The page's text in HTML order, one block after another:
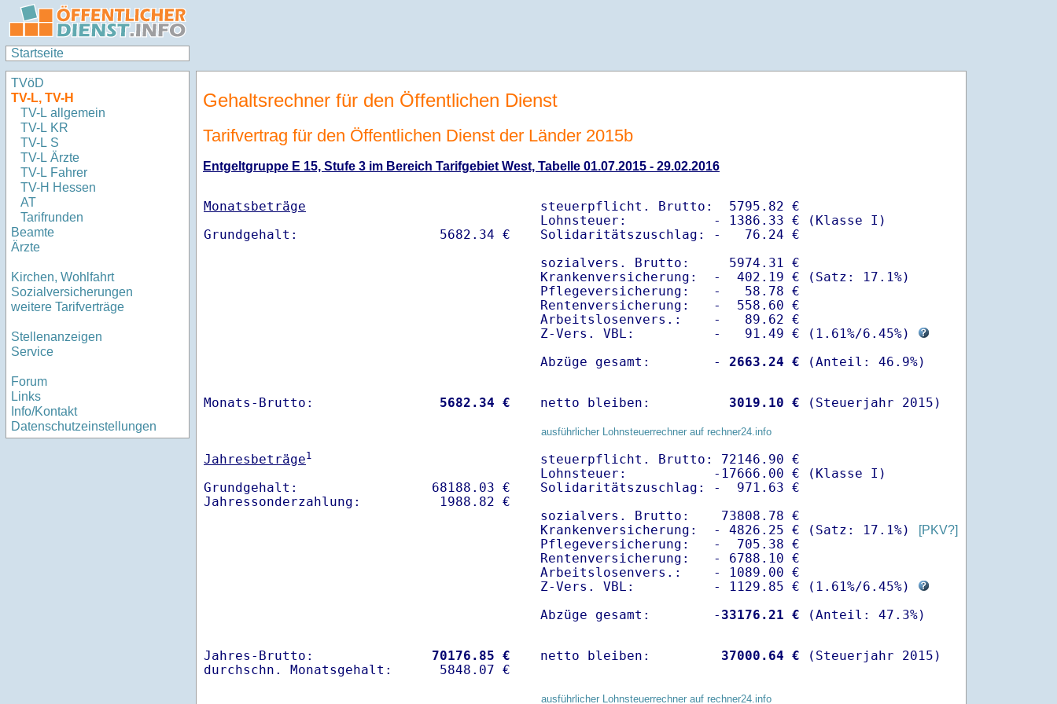
Startseite
TVöD
TV-L, TV-H
TV-L allgemein
TV-L KR
TV-L S
TV-L Ärzte
TV-L Fahrer
TV-H Hessen
AT
Tarifrunden
Beamte
Ärzte
Kirchen, Wohlfahrt
Sozialversicherungen
weitere Tarifverträge
Stellenanzeigen
Service
Forum
Links
Info/Kontakt
Datenschutzeinstellungen
Gehaltsrechner für den Öffentlichen Dienst
Tarifvertrag für den Öffentlichen Dienst der Länder 2015b
Entgeltgruppe E 15, Stufe 3 im Bereich Tarifgebiet West, Tabelle 01.07.2015 - 29.02.2016
Monatsbeträge
steuerpflicht. Brutto:  5795.82 €
Lohnsteuer:           - 1386.33 € (Klasse I)
Solidaritätszuschlag: -   76.24 €
sozialvers. Brutto:     5974.31 €
Krankenversicherung:  -  402.19 € (Satz: 17.1%)
Pflegeversicherung:   -   58.78 €
Rentenversicherung:   -  558.60 €
Arbeitslosenvers.:    -   89.62 €
Z-Vers. VBL:          -   91.49 € ( 1.61%/6.45%)
Abzüge gesamt:        -
2663.24 €
Monats-Brutto: 5682.34 € netto bleiben: 3019.10 € (Steuerjahr 2015)
ausführlicher Lohnsteuerrechner auf rechner24.info
Jahresbeträge1
Grundgehalt:                 68188.03 €
steuerpflicht. Brutto: 72146.90 €
Lohnsteuer:           -17666.00 € (Klasse I)
Solidaritätszuschlag: -  971.63 €
sozialvers. Brutto:    73808.78 €
Krankenversicherung:  - 4826.25 € (Satz: 17.1%)
[PKV?]
Pflegeversicherung:   -  705.38 €
Rentenversicherung:   - 6788.10 €
Arbeitslosenvers.:    - 1089.00 €
Z-Vers. VBL:          - 1129.85 € ( 1.61%/6.45%)
Abzüge gesamt:        - 33176.21 €
Jahres-Brutto: 70176.85 €
netto bleiben: 37000.64 € (Steuerjahr 2015)
ausführlicher Lohnsteuerrechner auf rechner24.info